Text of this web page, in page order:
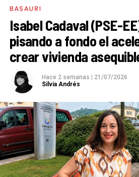
BASAURI
Isabel Cadaval (PSE-
pisando a fondo el
crear vivienda
Hace 2 semanas
21/07/2026
Silvia Andrés